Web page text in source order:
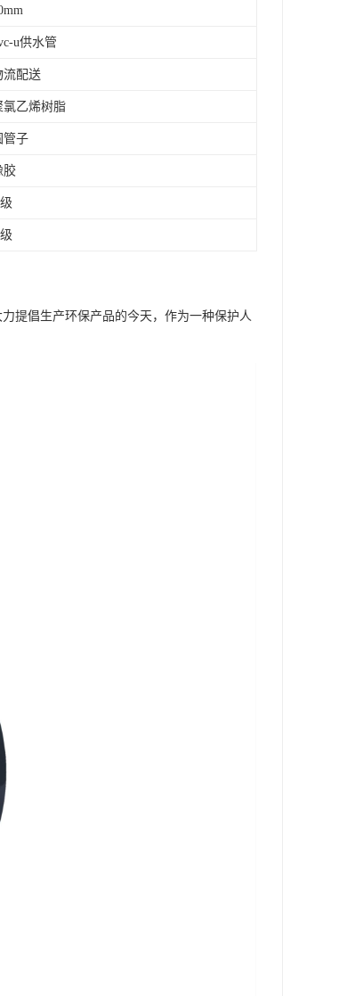
u供水管
流配送
氯乙烯树脂
管子
胶
提倡生产环保产品的今天，作为一种保护人